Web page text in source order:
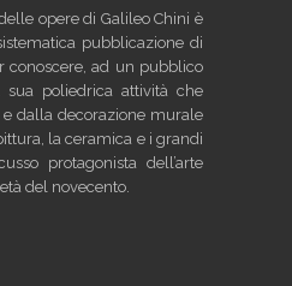
opere di Galileo Chini è
pubblicazione di
conoscere, ad un pubblico
poliedrica attività che
dalla decorazione murale
la ceramica e i grandi
protagonista dell’arte
del novecento.